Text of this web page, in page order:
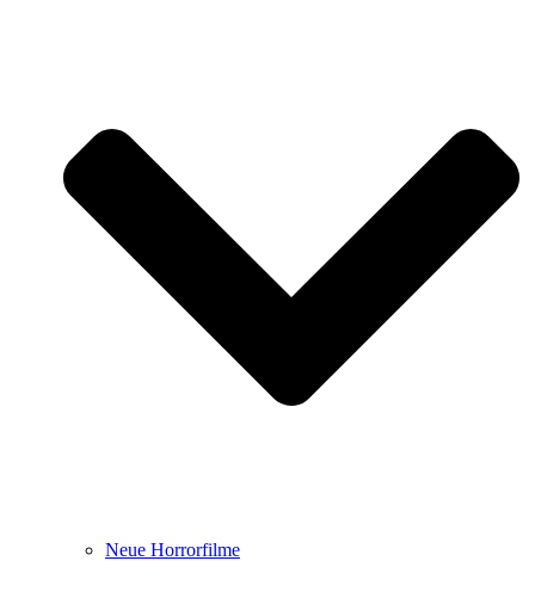
Neue Horrorfilme